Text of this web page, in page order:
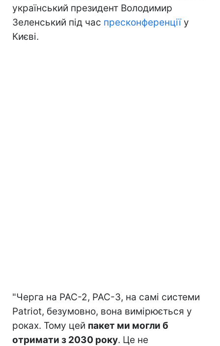
український президент Володимир
Зеленський під час пресконференціїу
Києві.
"Черга на PAC-2, PAC-3, на самі системи
Patriot, безумовно, вона вимірюється у
роках. Тому цей пакет ми могли б
отримати з 2030 року. Це не